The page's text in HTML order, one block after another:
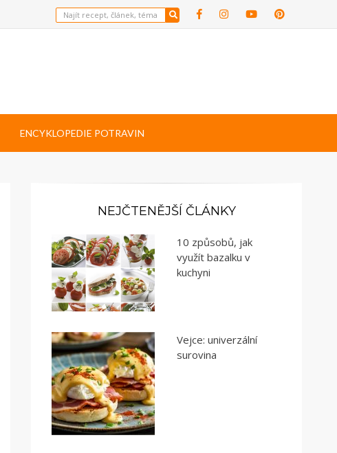
ENCYKLOPEDIE POTRAVIN
NEJČTENĚJŠÍ ČLÁNKY
10 způsobů, jak
využít bazalku v
kuchyni
Vejce: univerzální
surovina